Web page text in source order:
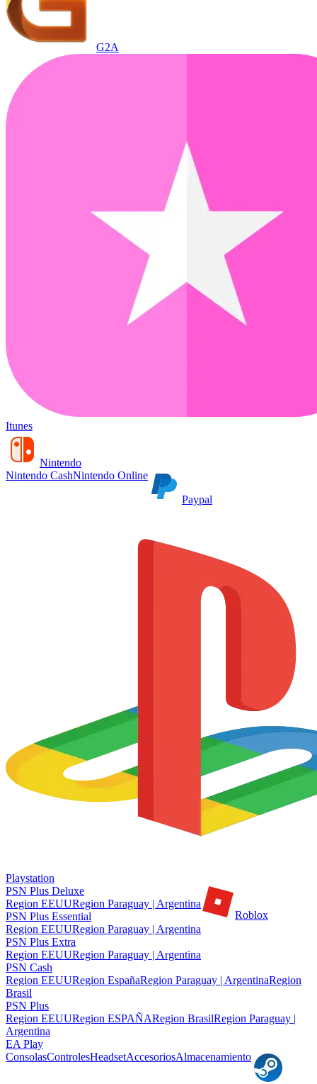
G2A
Itunes
Nintendo
Nintendo CashNintendo Online
Paypal
Playstation
PSN Plus Deluxe
Region EEUURegion Paraguay | Argentina
PSN Plus Essential
Region EEUURegion Paraguay | Argentina
PSN Plus Extra
Region EEUURegion Paraguay | Argentina
PSN Cash
Region EEUURegion EspañaRegion Paraguay | ArgentinaRegion
Brasil
PSN Plus
Region EEUURegion ESPAÑARegion BrasilRegion Paraguay |
Argentina
EA Play
ConsolasControlesHeadsetAccesoriosAlmacenamiento
Roblox